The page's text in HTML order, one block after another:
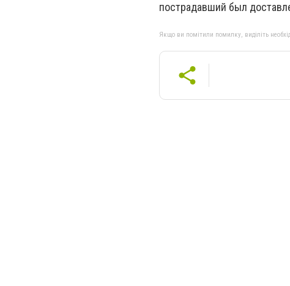
пострадавший был
Якщо ви помітили помилку, виділіть